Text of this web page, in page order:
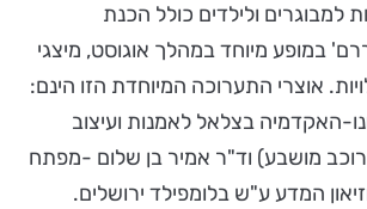
למבוגרים ולילדים כולל הכנת
במופע מיוחד במהלך אוגוסט, מיצגי
אוצרי התערוכה המיוחדת הזו הינם:
האקדמיה בצלאל לאמנות ועיצוב
מושבע) וד"ר אמיר בן שלום -מפתח
המדע ע"ש בלומפילד ירושלים.